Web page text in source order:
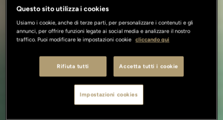
Questo sito utilizza i cookies
Usiamo i cookie, anche di terze parti, per personalizzare i contenuti e gli
annunci, per offrire funzioni legate ai social media e analizzare il nostro
traffico. Puoi modificare le impostazioni cookie cliccando qui
Rifiuta tutti Accetta tutti i cookie
Impostazioni cookies